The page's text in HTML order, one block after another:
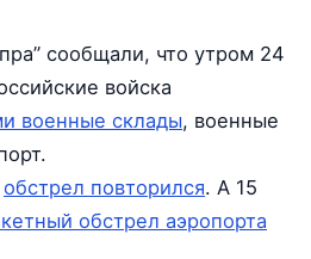
сообщали, что утром 24
войска
военные склады, военные
обстрел повторился. А 15
обстрел аэропорта